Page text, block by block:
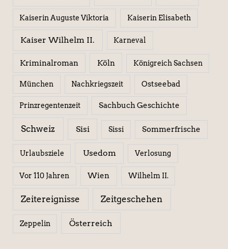
Kaiserin Auguste Viktoria Kaiserin Elisabeth
Kaiser Wilhelm II. Karneval
Kriminalroman Köln Königreich Sachsen
München Nachkriegszeit Ostseebad
Prinzregentenzeit Sachbuch Geschichte
Schweiz Sisi Sissi Sommerfrische
Urlaubsziele Usedom Verlosung
Vor 110 Jahren Wien Wilhelm II.
Zeitereignisse Zeitgeschehen
Zeppelin Österreich